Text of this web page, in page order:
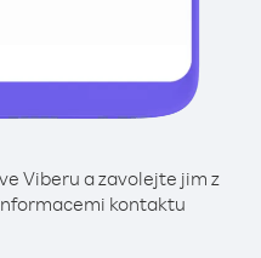
Viberu a zavolejte jim z
kontaktu